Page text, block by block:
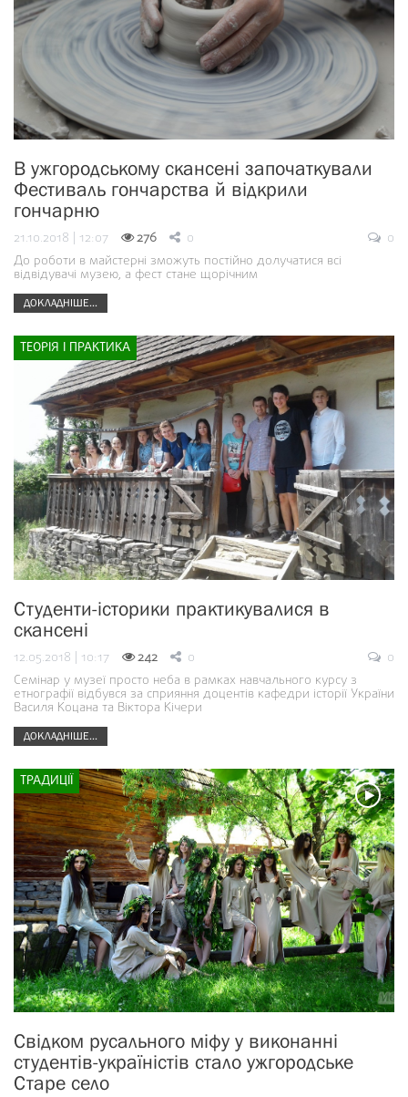
В ужгородському скансені започаткували
Фестиваль гончарства й відкрили
гончарню
21.10.2018 | 12:07 276 0
0
До роботи в майстерні зможуть постійно долучатися всі
відвідувачі музею, а фест стане щорічним
ДОКЛАДНІШЕ...
ТЕОРІЯ І ПРАКТИКА
Студенти-історики практикувалися в
скансені
12.05.2018 | 10:17 242 0
0
Семінар у музеї просто неба в рамках навчального курсу з
етнографії відбувся за сприяння доцентів кафедри історії України
Василя Коцана та Віктора Кічери
ДОКЛАДНІШЕ...
ТРАДИЦІЇ
Свідком русального міфу у виконанні
студентів-україністів стало ужгородське
Старе село